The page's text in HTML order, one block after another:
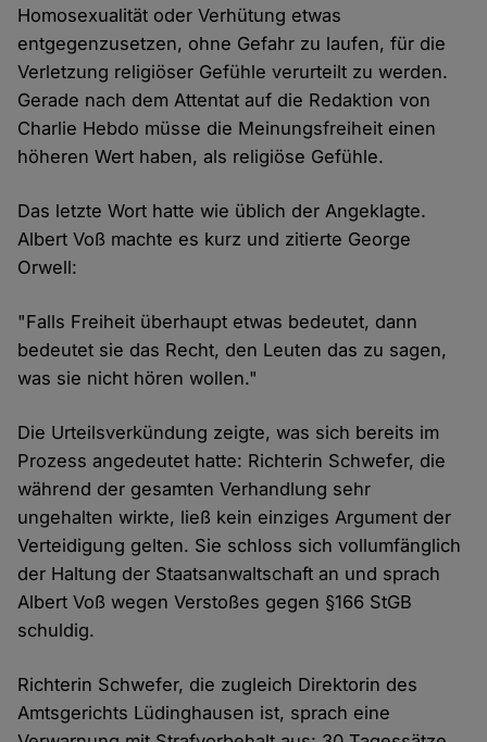
Homosexualität oder Verhütung etwas
entgegenzusetzen, ohne Gefahr zu laufen, für die
Verletzung religiöser Gefühle verurteilt zu werden.
Gerade nach dem Attentat auf die Redaktion von
Charlie Hebdo müsse die Meinungsfreiheit einen
höheren Wert haben, als religiöse Gefühle.
Das letzte Wort hatte wie üblich der Angeklagte.
Albert Voß machte es kurz und zitierte George
Orwell:
"Falls Freiheit überhaupt etwas bedeutet, dann
bedeutet sie das Recht, den Leuten das zu sagen,
was sie nicht hören wollen."
Die Urteilsverkündung zeigte, was sich bereits im
Prozess angedeutet hatte: Richterin Schwefer, die
während der gesamten Verhandlung sehr
ungehalten wirkte, ließ kein einziges Argument der
Verteidigung gelten. Sie schloss sich vollumfänglich
der Haltung der Staatsanwaltschaft an und sprach
Albert Voß wegen Verstoßes gegen §166 StGB
schuldig.
Richterin Schwefer, die zugleich Direktorin des
Amtsgerichts Lüdinghausen ist, sprach eine